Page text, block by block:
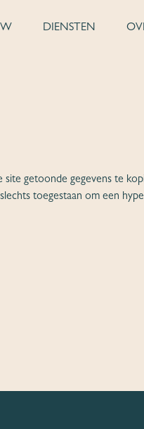
DIENSTEN
getoonde gegevens te
toegestaan om een